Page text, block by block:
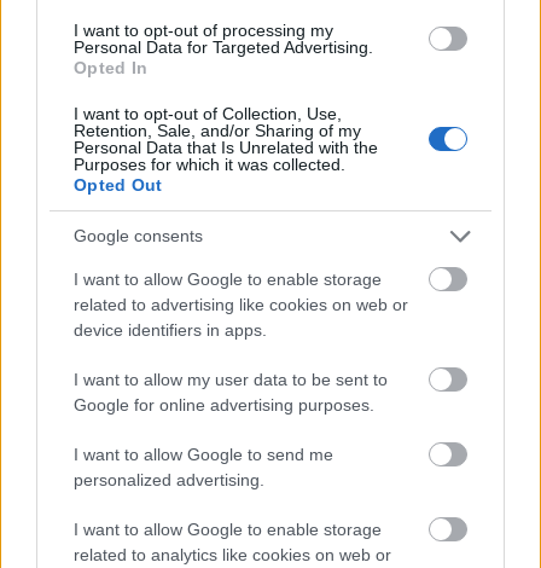
I want to opt-out of processing my
Personal Data for Targeted Advertising.
Opted In
I want to opt-out of Collection, Use,
Retention, Sale, and/or Sharing of my
Personal Data that Is Unrelated with the
Purposes for which it was collected.
Opted Out
Google consents
I want to allow Google to enable storage
related to advertising like cookies on web or
device identifiers in apps.
I want to allow my user data to be sent to
Google for online advertising purposes.
I want to allow Google to send me
personalized advertising.
I want to allow Google to enable storage
related to analytics like cookies on web or
közönség. AzInfinite Dance Festival pénteki napján az
András Lóránt TársulattólLeckét is kapunk.
tovább
2015. 04. 18.|Kultúrpart
Május 3-án19.30-kor, az MVM-koncertek
Zeneakadémián Lajkó FélixésBalázs János.